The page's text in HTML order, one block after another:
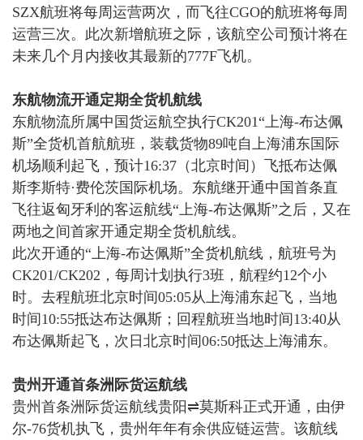
SZX航班将每周运营两次，而飞往CGO的航班将每周
运营三次。此次新增航班之际，该航空公司预计将在
未来几个月内接收其最新的777F飞机。
东航物流开通定期全货机航线
东航物流所属中国货运航空执行CK201“上海-布达佩
斯”全货机首航航班，装载货物89吨自上海浦东国际
机场顺利起飞，预计16:37（北京时间）飞抵布达佩
斯李斯特·费伦茨国际机场。东航继开通中国首条直
飞往返匈牙利的客运航线“上海-布达佩斯”之后，又在
两地之间首家开通定期全货机航线。
此次开通的“上海-布达佩斯”全货机航线，航班号为
CK201/CK202，每周计划执行3班，航程约12个小
时。 去程航班北京时间05:05从上海浦东起飞，当地
时间10:55抵达布达佩斯；回程航班当地时间13:40从
布达佩斯起飞，次日北京时间06:50抵达上海浦东。
贵州开通首条洲际货运航线
贵州首条洲际货运航线贵阳⇌莫斯科正式开通，由伊
尔-76货机执飞，贵州年年有余供应链运营。 该航线